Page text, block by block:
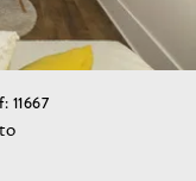
11667